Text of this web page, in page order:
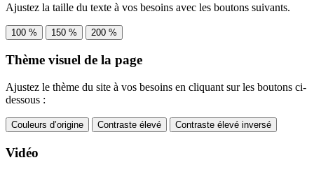
Ajustez la taille du texte à vos besoins avec les boutons suivants.
100 % 150 % 200 %
Thème visuel de la page
Ajustez le thème du site à vos besoins en cliquant sur les boutons ci-
dessous :
Couleurs d’origine Contraste élevé Contraste élevé inversé
Vidéo